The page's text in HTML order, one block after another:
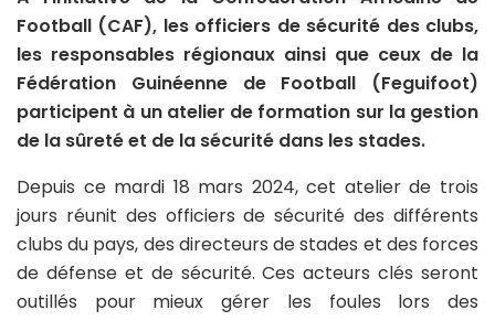
Football (CAF), les officiers de sécurité des clubs,
les responsables régionaux ainsi que ceux de la
Fédération Guinéenne de Football (Feguifoot)
participent à un atelier de formation sur la gestion
de la sûreté et de la sécurité dans les stades.
Depuis ce mardi 18 mars 2024, cet atelier de trois
jours réunit des officiers de sécurité des différents
clubs du pays, des directeurs de stades et des forces
de défense et de sécurité. Ces acteurs clés seront
outillés pour mieux gérer les foules lors des